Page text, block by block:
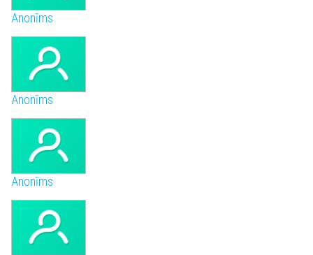
Anonīms
Anonīms
Anonīms